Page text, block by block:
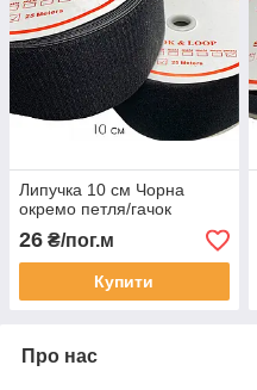
Липучка 10 см Чорна
окремо петля/гачок
26 ₴/пог.м
Купити
Про нас